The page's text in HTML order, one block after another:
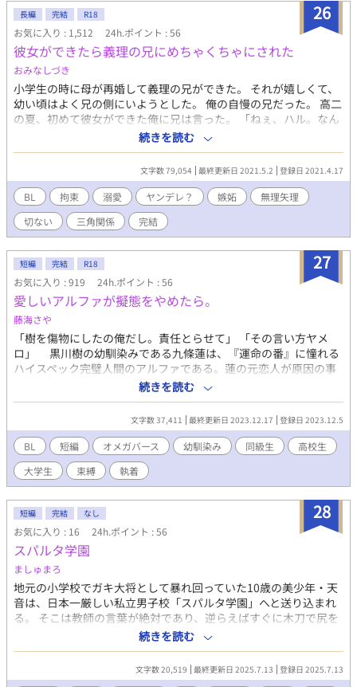
変わる場合があります、ご容赦ください。 話の進行上、主人公に
対する暴力表現が出てきます。主人公が辛い目に合うのは嫌とい
う方はご注意下さい。（59話手の平の上以降） 作者社会人のた
め、不定期更新になります。 以上注意事項です。 どうぞお楽しみ
ください。 20210423 1章完結、翌日から２章スタートします。
20210620 後日譚含めてすべて完結いたしました！零れ話やらス
ピンオフ、この小説のキャラでリクエストがあれば違うブックで
制作予定です。お気軽にどうぞ！ こちらは青春BLとして第９回BL
小説大賞にエントリーしております！もし良ければ投票頂けると
嬉しいです！ 青春BLが好きな方は、是非よしなにー！！
26
長編 完結 R18
お気に入り : 1,512 24h.ポイント : 56
彼女ができたら義理の兄にめちゃくちゃにされた
おみなしづき
小学生の時に母が再婚して義理の兄ができた。 それが嬉しくて、
幼い頃はよく兄の側にいようとした。 俺の自慢の兄だった。 高二
の夏、初めて彼女ができた俺に兄は言った。 「ねぇ、ハル。なん
で彼女なんて作ったの？」 俺は兄にめちゃくちゃにされた。 ※最
初からエロです。R18シーンは＊表示しておきます。 ※R18シーン
の境界がわからず＊が無くともR18があるかもしれません。ほぼ
R18だと思って頂ければ幸いです。 ※いきなり拘束、無理矢理あ
ります。苦手な方はご注意を。 ※こんなタイトルですが、愛はあ
ります。 ※追記……涼の兄の話をスピンオフとして投稿しまし
た。二人のその後も出てきます。よろしければ、そちらも見てみ
て下さい。 ※作者の無駄話……無くていいかなと思い削除しまし
た。お礼等はあとがきでさせて頂きます。
続きを読む
文字数 79,054 最終更新日 2021.5.2 登録日 2021.4.17
BL 拘束 溺愛 ヤンデレ？ 嫉妬
無理矢理
切ない
三角関係 完結
27
短編 完結 R18
お気に入り : 919 24h.ポイント : 56
愛しいアルファが擬態をやめたら。
藤海さや
「樹を傷物にしたの俺だし。責任とらせて」 「その言い方ヤメ
ロ」 黒川樹の幼馴染みである九條蓮は、『運命の番』に憧れる
ハイスペック完璧人間のアルファである。蓮の元恋人が原因の事
故で、樹は蓮に項を噛まれてしまう。樹は「番になっていないの
で責任をとる必要はない」と告げるが蓮は納得しない。しかし、
樹は蓮に伝えていない秘密を抱えていた。 ◇同級生の幼馴染みが
お互いの本性曝すまでの話です。小学生→中学生→高校生→大学
生までサクサク進みます。ハッピーエンド。 ◇オメガバースの設
定を一応借りてますが、あまりそれっぽい描写はありません。ム
ーンライトノベルズにも投稿しています。
続きを読む
文字数 37,411 最終更新日 2023.12.17 登録日 2023.12.5
BL 短編 オメガバース 幼馴染み 同級生
高校生
大学生
束縛 執着
28
短編 完結 なし
お気に入り : 16 24h.ポイント : 56
スパルタ学園
ましゅまろ
地元の小学校でガキ大将として暴れ回っていた10歳の美少年・天
音は、日本一厳しい私立男子校「スパルタ学園」へと送り込まれ
る。 そこは教師の言葉が絶対であり、逆らえばすぐに木刀で尻を
打たれる理不尽な世界。 制服は丈の短い短パン、毎朝のブリーフ
検査、少しの乱れも許されない。 これは、一人の少年が痛みと恐
怖、そして微かな恋情の中で、次第に誇り高く従順な少年へと変
わっていく物語。
続きを読む
文字数 20,519 最終更新日 2025.7.13 登録日 2025.7.13